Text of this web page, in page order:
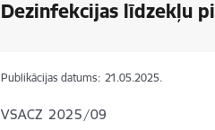
Dezinfekcijas līdzekļu
Publikācijas datums: 21.05.2025.
VSACZ 2025/09